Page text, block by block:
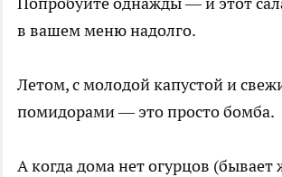
в вашем меню надолго.
Летом, с молодой капустой и
помидорами — это просто бомба.
А когда дома нет огурцов (бывает